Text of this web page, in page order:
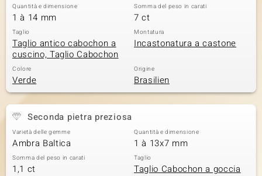
Quantità e dimensione
1 à 14 mm
Somma del peso in carati
7 ct
Taglio
Taglio antico cabochon a
cuscino, Taglio Cabochon
Montatura
Incastonatura a castone
Colore
Verde
Origine
Brasilien
Seconda pietra preziosa
Varietà delle gemme
Ambra Baltica
Quantità e dimensione
1 à 13x7 mm
Somma del peso in carati
1,1 ct
Taglio
Taglio Cabochon a goccia